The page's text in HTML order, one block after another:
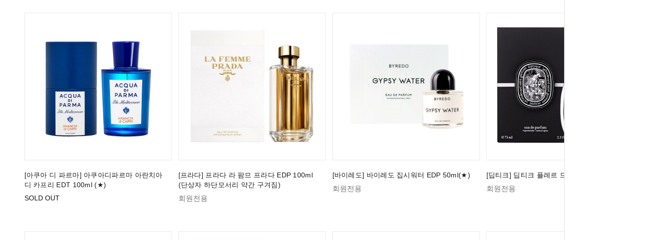
[아쿠아 디 파르마] 아쿠아디파르마 아란치아
디 카프리 EDT 100ml (★)
SOLD OUT
[프라다] 프라다 라 팜므 프라다 EDP 100ml
(단상자 하단모서리 약간 구겨짐)
회원전용
[바이레도] 바이레도 집시워터 EDP 50ml(★)
회원전용
[딥티크] 딥티크 플레르 드 뽀 EDP 75ml (★)
회원전용